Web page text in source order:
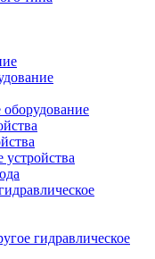
оборудование
устройства
гидравлическое